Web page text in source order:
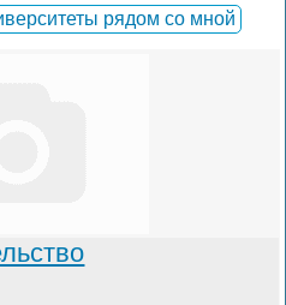
рядом со мной